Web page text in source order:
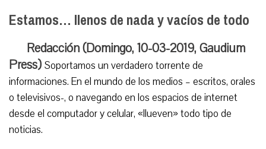
Estamos… llenos de nada y vacíos de todo
Redacción (Domingo, 10-03-2019, Gaudium
Press) Soportamos un verdadero torrente de
informaciones. En el mundo de los medios – escritos, orales
o televisivos-, o navegando en los espacios de internet
desde el computador y celular, «llueven» todo tipo de
noticias.